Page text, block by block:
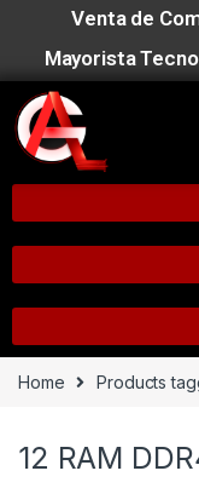
Venta de
Mayorista
Home Products
12 RAM